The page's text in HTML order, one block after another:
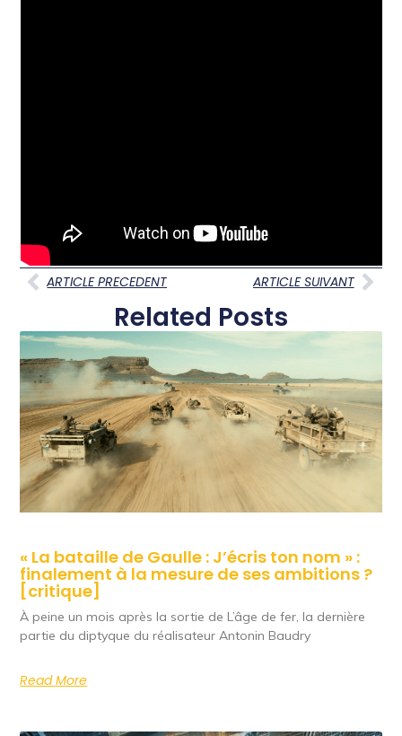
ARTICLE PRECEDENT ARTICLE SUIVANT
Related Posts
« La bataille de Gaulle : J’écris ton nom » :
finalement à la mesure de ses ambitions ?
[critique]
À peine un mois après la sortie de L’âge de fer, la dernière
partie du diptyque du réalisateur Antonin Baudry
Read More